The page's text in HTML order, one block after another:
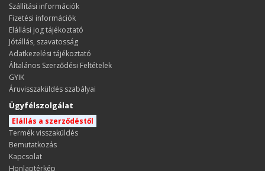
Szállítási információk
Fizetési információk
Elállási jog tájékoztató
Jótállás, szavatosság
Adatkezelési tájékoztató
Általános Szerződési Feltételek
GYIK
Áruvisszaküldés szabályai
Ügyfélszolgálat
Elállás a szerződéstől
Termék visszaküldés
Bemutatkozás
Kapcsolat
Honlaptérkép